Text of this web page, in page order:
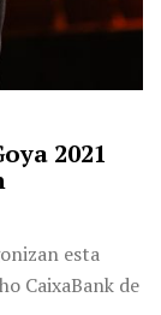
2021
esta
CaixaBank de